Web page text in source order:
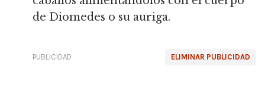
de Diomedes o su auriga.
ELIMINAR PUBLICIDAD
PUBLICIDAD